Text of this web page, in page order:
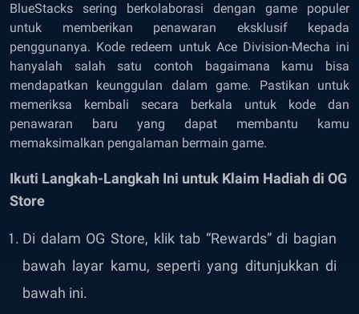
BlueStacks sering berkolaborasi dengan game populer
untuk memberikan penawaran eksklusif kepada
penggunanya. Kode redeem untuk Ace Division-Mecha ini
hanyalah salah satu contoh bagaimana kamu bisa
mendapatkan keunggulan dalam game. Pastikan untuk
memeriksa kembali secara berkala untuk kode dan
penawaran baru yang dapat membantu kamu
memaksimalkan pengalaman bermain game.
Ikuti Langkah-Langkah Ini untuk Klaim Hadiah di OG
Store
Di dalam OG Store, klik tab “Rewards” di bagian
bawah layar kamu, seperti yang ditunjukkan di
bawah ini.